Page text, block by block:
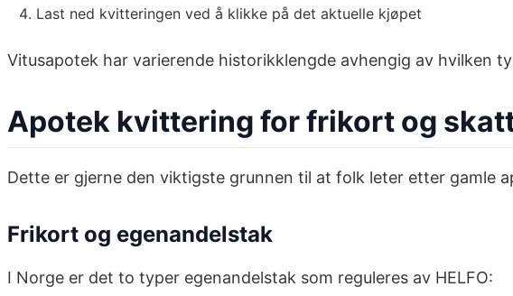
Last ned kvitteringen ved å klikke på det aktuelle kjøpet
Vitusapotek har varierende historikklengde avhengig av hvilken
Apotek kvittering for frikort og
Dette er gjerne den viktigste grunnen til at folk leter etter gamle
Frikort og egenandelstak
I Norge er det to typer egenandelstak som reguleres av HELFO: